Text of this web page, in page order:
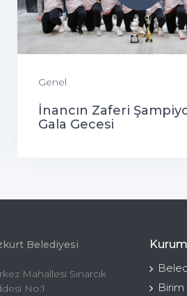
Genel
İnancın Zaferi
Gala Gecesi
Belediyesi
Mahallesi Sınarcık
No:1